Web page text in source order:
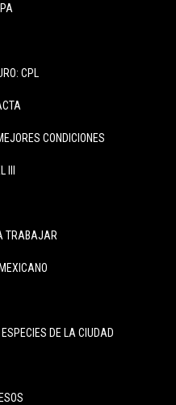
CPL
CONDICIONES
TRABAJAR
DE LA CIUDAD